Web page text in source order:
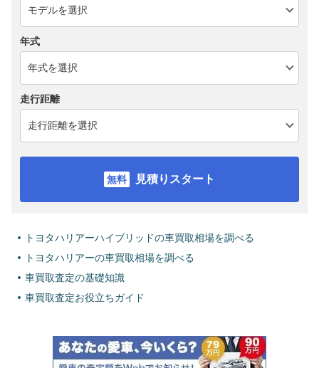
年式
走行距離
見積りスタート
トヨタハリアーハイブリッドの車買取相場を調べる
トヨタハリアーの車買取相場を調べる
車買取査定の基礎知識
車買取査定お役立ちガイド